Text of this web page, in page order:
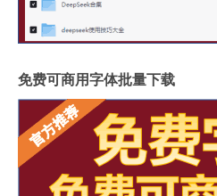
免费可商用字体批量下载